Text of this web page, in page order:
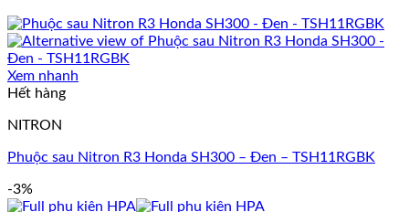
Xem nhanh
Hết hàng
NITRON
Phuộc sau Nitron R3 Honda SH300 – Đen – TSH11RGBK
-3%